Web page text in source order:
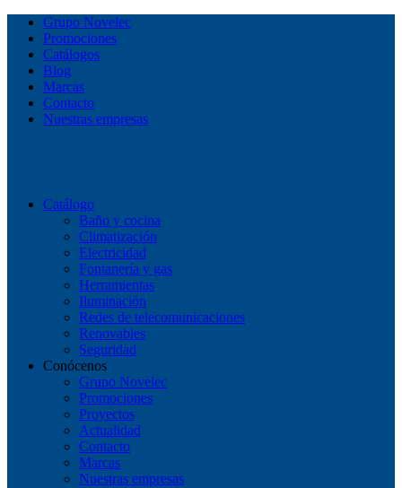
Grupo Novelec
Promociones
Catálogos
Blog
Marcas
Contacto
Nuestras empresas
Catálogo
Baño y cocina
Climatización
Electricidad
Fontanería y gas
Herramientas
Iluminación
Redes de telecomunicaciones
Renovables
Seguridad
Conócenos
Grupo Novelec
Promociones
Proyectos
Actualidad
Contacto
Marcas
Nuestras empresas